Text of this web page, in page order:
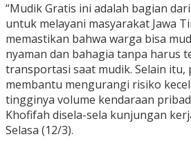
“Mudik Gratis ini adalah bagian
untuk melayani masyarakat Jawa
memastikan bahwa warga bisa
nyaman dan bahagia tanpa harus
transportasi saat mudik. Selain
membantu mengurangi risiko
tingginya volume kendaraan
Khofifah disela-sela kunjungan
Selasa (12/3).